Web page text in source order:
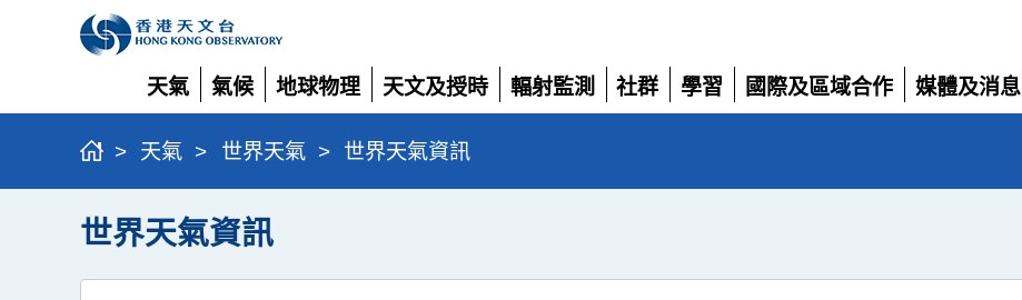
天氣
展
開
氣候
展
開
地球物理
展
開
天文及授時
展
開
輻射監測
展
社群
展
學習
展
國際及區域合作
展
媒體及消息
展
> 天氣 > 世界天氣 > 世界天氣資訊
世界天氣資訊